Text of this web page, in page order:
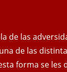
de las
de las
forma se les